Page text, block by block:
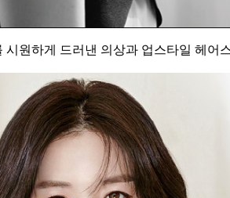
원하게 드러낸 의상과 업스타일 헤